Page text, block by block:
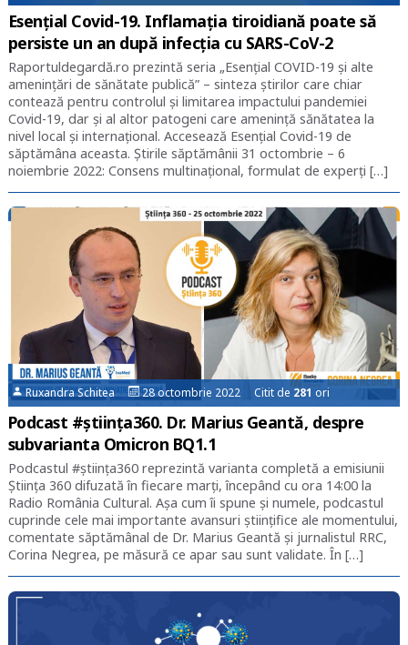
Esențial Covid-19. Inflamaţia tiroidiană poate să
persiste un an după infecţia cu SARS-CoV-2
Raportuldegardă.ro prezintă seria „Esențial COVID-19 și alte
amenințări de sănătate publică” – sinteza știrilor care chiar
contează pentru controlul și limitarea impactului pandemiei
Covid-19, dar și al altor patogeni care amenință sănătatea la
nivel local și internațional. Accesează Esențial Covid-19 de
săptămâna aceasta. Știrile săptămânii 31 octombrie – 6
noiembrie 2022: Consens multinațional, formulat de experți […]
Ruxandra Schitea 28 octombrie 2022 Citit de 281 ori
Podcast #știința360. Dr. Marius Geantă, despre
subvarianta Omicron BQ1.1
Podcastul #știința360 reprezintă varianta completă a emisiunii
Știința 360 difuzată în fiecare marți, începând cu ora 14:00 la
Radio România Cultural. Așa cum îi spune și numele, podcastul
cuprinde cele mai importante avansuri științifice ale momentului,
comentate săptămânal de Dr. Marius Geantă și jurnalistul RRC,
Corina Negrea, pe măsură ce apar sau sunt validate. În […]